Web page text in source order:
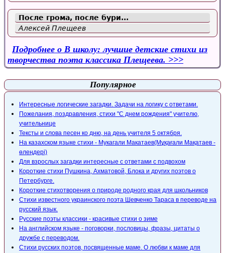
После грома, после бури...
Алексей Плещеев
Подробнее о В школу: лучшие детские стихи из
творчества поэта классика Плещеева.
Популярное
Интересные логические загадки. Задачи на логику с ответами.
Пожелания, поздравления, стихи "С днем рождения" учителю,
учительнице
Тексты и слова песен ко дню, на день учителя 5 октября.
На казахском языке стихи - Мукагали Макатаев(Мұқағали Мақатаев -
өлеңдері)
Для взрослых загадки интересные с ответами с подвохом
Короткие стихи Пушкина, Ахматовой, Блока и других поэтов о
Петербурге.
Короткие стихотворения о природе родного края для школьников
Стихи известного украинского поэта Шевченко Тараса в переводе на
русский язык.
Русские поэты классики - красивые стихи о зиме
На английском языке - поговорки, пословицы, фразы, цитаты о
дружбе с переводом.
Стихи русских поэтов, посвященные маме. О любви к маме для